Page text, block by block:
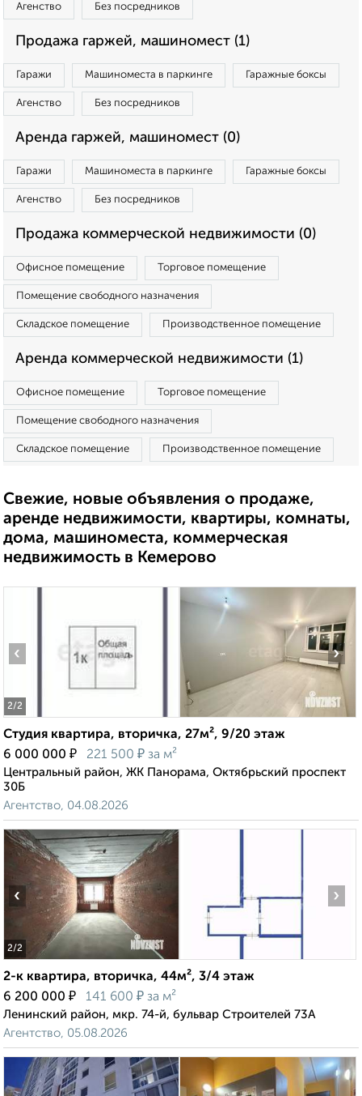
Агенство Без посредников
Продажа гаржей, машиномест (1)
Гаражи Машиноместа в паркинге Гаражные боксы
Агенство Без посредников
Аренда гаржей, машиномест (0)
Гаражи Машиноместа в паркинге Гаражные боксы
Агенство Без посредников
Продажа коммерческой недвижимости (0)
Офисное помещение Торговое помещение
Помещение свободного назначения
Складское помещение Производственное помещение
Аренда коммерческой недвижимости (1)
Офисное помещение Торговое помещение
Помещение свободного назначения
Складское помещение Производственное помещение
Свежие, новые объявления о продаже,
аренде недвижимости, квартиры, комнаты,
дома, машиноместа, коммерческая
недвижимость в Кемерово
2/2
‹ ›
Студия квартира, вторичка, 27м², 9/20 этаж
6 000 000 ₽ 221 500 ₽ за м²
Центральный район, ЖК Панорама, Октябрьский проспект
30Б
Агентство, 04.08.2026
2/2
‹ ›
2-к квартира, вторичка, 44м², 3/4 этаж
6 200 000 ₽ 141 600 ₽ за м²
Ленинский район, мкр. 74-й, бульвар Строителей 73А
Агентство, 05.08.2026